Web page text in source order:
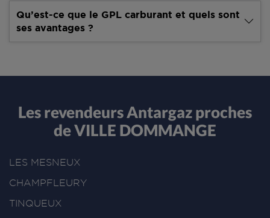
Qu’est-ce que le GPL carburant et quels sont
ses avantages ?
Les revendeurs Antargaz proches
de VILLE DOMMANGE
LES MESNEUX
CHAMPFLEURY
TINQUEUX